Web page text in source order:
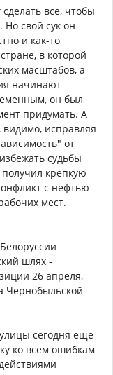
все, чтобы
свой сук он
и как-то
в которой
масштабов, а
начинают
он был
придумать. А
исправляя
от
судьбы
крепкую
с нефтью
мест.
шлях -
26 апреля,
Чернобыльской
сегодня еще
ко всем ошибкам